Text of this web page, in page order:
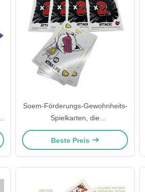
Soem-Förderungs-Gewohnheits-
Spielkarten, die
Oberflächenveredelung lackieren
Beste Preis